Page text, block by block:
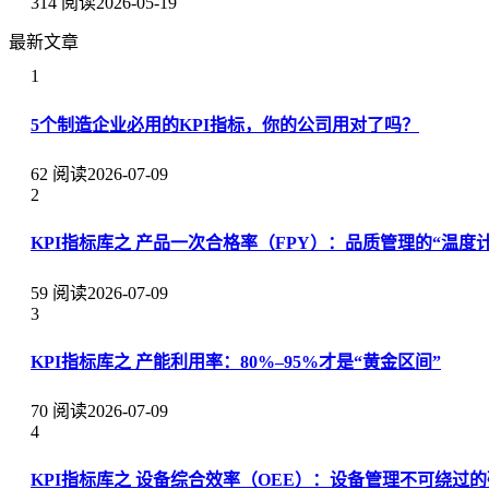
最新文章
1
5个制造企业必用的KPI指标，你的公司用对了吗？
62 阅读2026-07-09
2
KPI指标库之 产品一次合格率（FPY）：品质管理的“温度
59 阅读2026-07-09
3
KPI指标库之 产能利用率：80%–95%才是“黄金区间”
70 阅读2026-07-09
4
KPI指标库之 设备综合效率（OEE）：设备管理不可绕过